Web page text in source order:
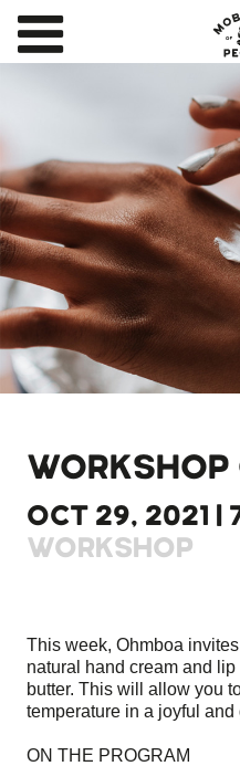
OCT 29, 2021
WORKSHOP
This week, Ohmboa
natural hand cream and
butter. This will allow you
temperature in a joyful and
ON THE PROGRAM